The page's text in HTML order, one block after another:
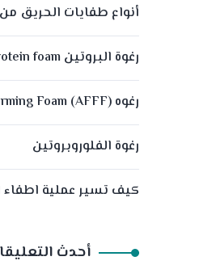
أنواع طفايات الحريق
رغوة البروتين Protein foam
رغوه (Aqueous Film Forming Foam (AFFF
رغوة الفلوروبروتين
كيف تسير عملية اطفاء
أحدث